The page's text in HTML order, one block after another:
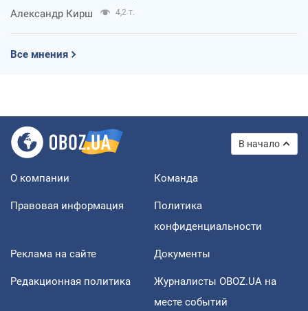
Александр Кирш 4,2 т.
Все мнения
В начало
О компании Команда
Правовая информация
Политика
конфиденциальности
Реклама на сайте Документы
Редакционная политика
Журналисты OBOZ.UA на
месте событий